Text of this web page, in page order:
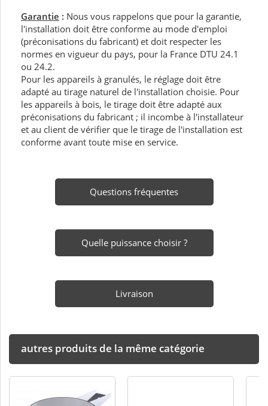
Garantie : Nous vous rappelons que pour la garantie,
l'installation doit être conforme au mode d'emploi
(préconisations du fabricant) et doit respecter les
normes en vigueur du pays, pour la France DTU 24.1
ou 24.2.
Pour les appareils à granulés, le réglage doit être
adapté au tirage naturel de l'installation choisie. Pour
les appareils à bois, le tirage doit être adapté aux
préconisations du fabricant ; il incombe à l'installateur
et au client de vérifier que le tirage de l'installation est
conforme avant toute mise en service.
Questions fréquentes
Quelle puissance choisir ?
Livraison
autres produits de la même catégorie